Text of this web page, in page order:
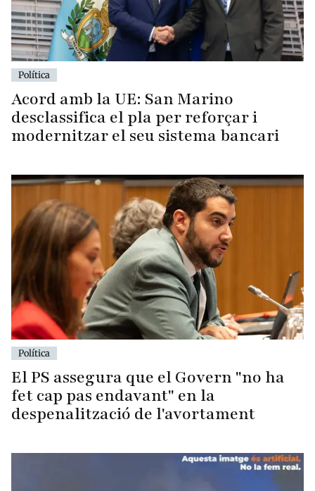
Política
Acord amb la UE: San Marino
desclassifica el pla per reforçar i
modernitzar el seu sistema bancari
Política
El PS assegura que el Govern "no ha
fet cap pas endavant" en la
despenalització de l'avortament